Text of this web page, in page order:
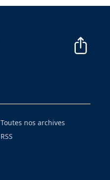
Toutes nos archives
RSS